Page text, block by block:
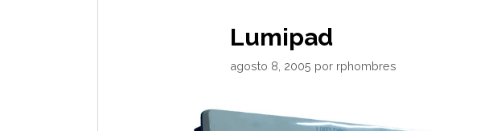
Lumipad
agosto 8, 2005 por rphombres